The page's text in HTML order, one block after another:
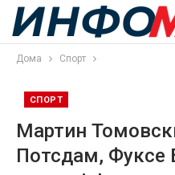
Дома Спорт
СПОРТ
Мартин
Потсдам, Фуксе